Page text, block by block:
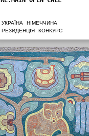
УКРАЇНА
НІМЕЧЧИНА
РЕЗИДЕНЦІЯ
КОНКУРС